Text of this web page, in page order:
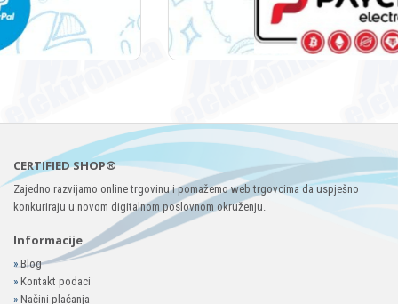
CERTIFIED SHOP®
Zajedno razvijamo online trgovinu i pomažemo web trgovcima da uspješno
konkuriraju u novom digitalnom poslovnom okruženju.
Informacije
»Blog
» Kontakt podaci
» Načini plaćanja